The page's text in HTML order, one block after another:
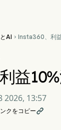
AI  Insta360、利
益
2026, 13:57
クをコピー